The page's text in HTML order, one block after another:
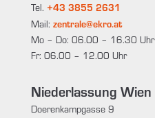
Tel. +43 3855 2631
Mail: zentrale@ekro.at
Mo – Do: 06.00 – 16.30 Uhr
Fr: 06.00 – 12.00 Uhr
Niederlassung Wien
Doerenkampgasse 9